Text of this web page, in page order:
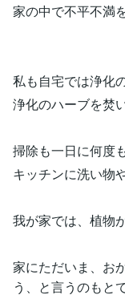
家の中で不平不満
私も自宅では浄化
浄化のハーブを焚
掃除も一日に何度
キッチンに洗い物
我が家では、植物
家にただいま、お
う、と言うのもと